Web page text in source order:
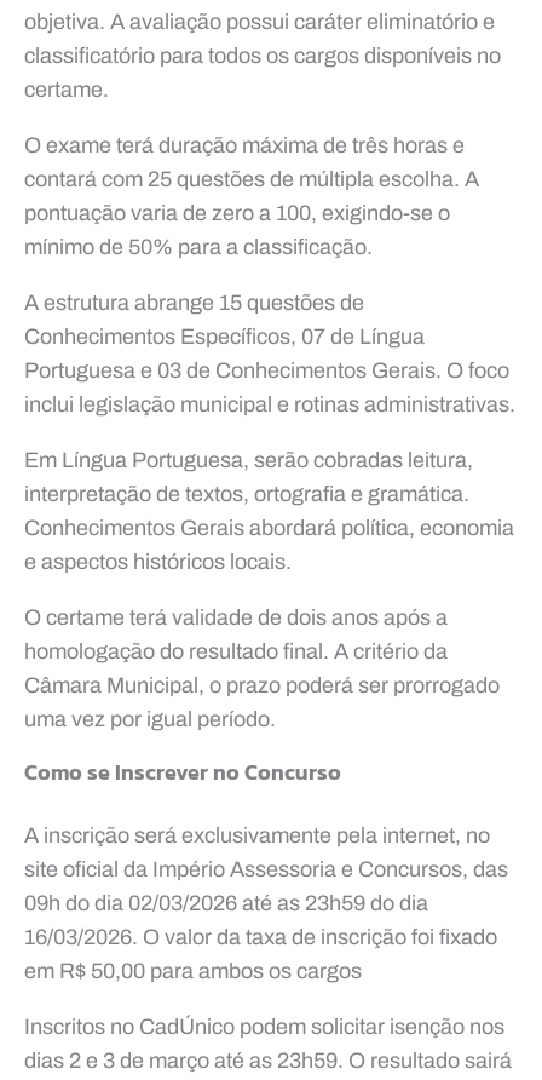
objetiva. A avaliação possui caráter eliminatório e
classificatório para todos os cargos disponíveis no
certame.
O exame terá duração máxima de três horas e
contará com 25 questões de múltipla escolha. A
pontuação varia de zero a 100, exigindo-se o
mínimo de 50% para a classificação.
A estrutura abrange 15 questões de
Conhecimentos Específicos, 07 de Língua
Portuguesa e 03 de Conhecimentos Gerais. O foco
inclui legislação municipal e rotinas administrativas.
Em Língua Portuguesa, serão cobradas leitura,
interpretação de textos, ortografia e gramática.
Conhecimentos Gerais abordará política, economia
e aspectos históricos locais.
O certame terá validade de dois anos após a
homologação do resultado final. A critério da
Câmara Municipal, o prazo poderá ser prorrogado
uma vez por igual período.
Como se Inscrever no Concurso
A inscrição será exclusivamente pela internet, no
site oficial da Império Assessoria e Concursos, das
09h do dia 02/03/2026 até as 23h59 do dia
16/03/2026. O valor da taxa de inscrição foi fixado
em R$ 50,00 para ambos os cargos
Inscritos no CadÚnico podem solicitar isenção nos
dias 2 e 3 de março até as 23h59. O resultado sairá